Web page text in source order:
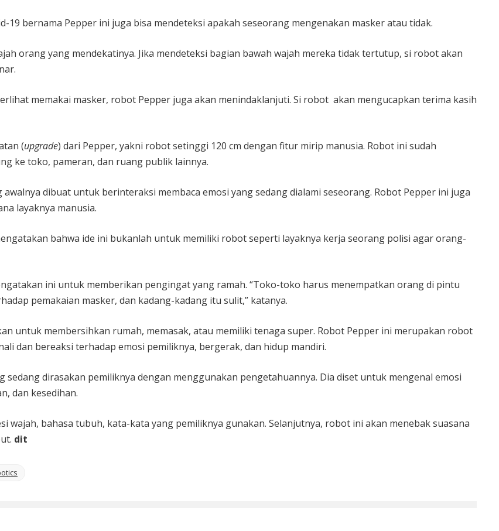
19 bernama Pepper ini juga bisa mendeteksi apakah seseorang mengenakan masker atau tidak.
orang yang mendekatinya. Jika mendeteksi bagian bawah wajah mereka tidak tertutup, si robot akan
memakai masker, robot Pepper juga akan menindaklanjuti. Si robot akan mengucapkan terima kasih
(upgrade) dari Pepper, yakni robot setinggi 120 cm dengan fitur mirip manusia. Robot ini sudah
ke toko, pameran, dan ruang publik lainnya.
dibuat untuk berinteraksi membaca emosi yang sedang dialami seseorang. Robot Pepper ini juga
layaknya manusia.
bahwa ide ini bukanlah untuk memiliki robot seperti layaknya kerja seorang polisi agar orang-
ini untuk memberikan pengingat yang ramah. “Toko-toko harus menempatkan orang di pintu
pemakaian masker, dan kadang-kadang itu sulit,” katanya.
untuk membersihkan rumah, memasak, atau memiliki tenaga super. Robot Pepper ini merupakan robot
dan bereaksi terhadap emosi pemiliknya, bergerak, dan hidup mandiri.
dirasakan pemiliknya dengan menggunakan pengetahuannya. Dia diset untuk mengenal emosi
dan kesedihan.
wajah, bahasa tubuh, kata-kata yang pemiliknya gunakan. Selanjutnya, robot ini akan menebak suasana
dit